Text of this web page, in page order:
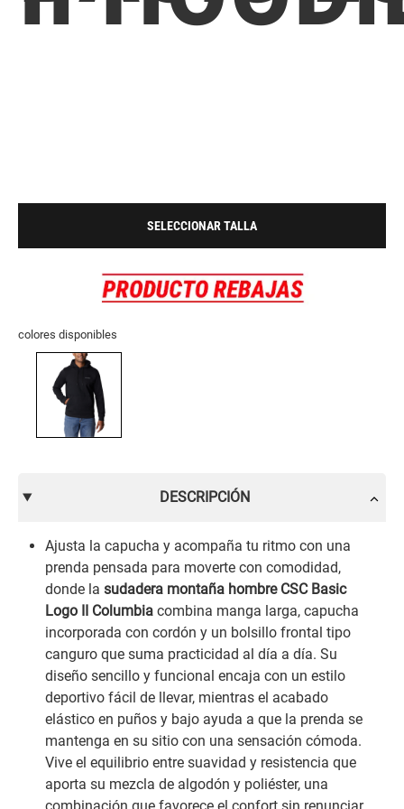
SELECCIONAR TALLA
colores disponibles
DESCRIPCIÓN
Ajusta la capucha y acompaña tu ritmo con una
prenda pensada para moverte con comodidad,
donde la sudadera montaña hombre CSC Basic
Logo II Columbia combina manga larga, capucha
incorporada con cordón y un bolsillo frontal tipo
canguro que suma practicidad al día a día. Su
diseño sencillo y funcional encaja con un estilo
deportivo fácil de llevar, mientras el acabado
elástico en puños y bajo ayuda a que la prenda se
mantenga en su sitio con una sensación cómoda.
Vive el equilibrio entre suavidad y resistencia que
aporta su mezcla de algodón y poliéster, una